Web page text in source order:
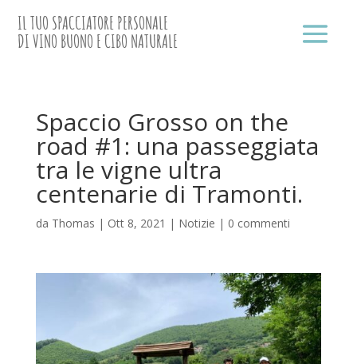
IL TUO SPACCIATORE PERSONALE
DI VINO BUONO E CIBO NATURALE
Spaccio Grosso on the
road #1: una passeggiata
tra le vigne ultra
centenarie di Tramonti.
da Thomas | Ott 8, 2021 | Notizie | 0 commenti